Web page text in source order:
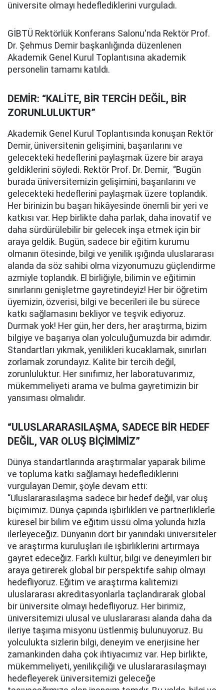
üniversite olmayı hedeflediklerini vurguladı.
GİBTÜ Rektörlük Konferans Salonu'nda Rektör Prof.
Dr. Şehmus Demir başkanlığında düzenlenen
Akademik Genel Kurul Toplantısına akademik
personelin tamamı katıldı.
DEMİR: “KALİTE, BİR TERCİH DEĞİL, BİR
ZORUNLULUKTUR”
Akademik Genel Kurul Toplantısında konuşan Rektör
Demir, üniversitenin gelişimini, başarılarını ve
gelecekteki hedeflerini paylaşmak üzere bir araya
geldiklerini söyledi. Rektör Prof. Dr. Demir, “Bugün
burada üniversitemizin gelişimini, başarılarını ve
gelecekteki hedeflerini paylaşmak üzere toplandık.
Her birinizin bu başarı hikâyesinde önemli bir yeri ve
katkısı var. Hep birlikte daha parlak, daha inovatif ve
daha sürdürülebilir bir gelecek inşa etmek için bir
araya geldik. Bugün, sadece bir eğitim kurumu
olmanın ötesinde, bilgi ve yenilik ışığında uluslararası
alanda da söz sahibi olma vizyonumuzu güçlendirme
azmiyle toplandık. El birliğiyle, bilimin ve eğitimin
sınırlarını genişletme gayretindeyiz! Her bir öğretim
üyemizin, özverisi, bilgi ve becerileri ile bu sürece
katkı sağlamasını bekliyor ve teşvik ediyoruz.
Durmak yok! Her gün, her ders, her araştırma, bizim
bilgiye ve başarıya olan yolculuğumuzda bir adımdır.
Standartları yıkmak, yenilikleri kucaklamak, sınırları
zorlamak zorundayız. Kalite bir tercih değil,
zorunluluktur. Her sınıfımız, her laboratuvarımız,
mükemmeliyeti arama ve bulma gayretimizin bir
yansıması olmalıdır.
“ULUSLARARASILAŞMA, SADECE BİR HEDEF
DEĞİL, VAR OLUŞ BİÇİMİMİZ”
Dünya standartlarında araştırmalar yaparak bilime
ve topluma katkı sağlamayı hedeflediklerini
vurgulayan Demir, şöyle devam etti:
“Uluslararasılaşma sadece bir hedef değil, var oluş
biçimimiz. Dünya çapında işbirlikleri ve partnerliklerle
küresel bir bilim ve eğitim üssü olma yolunda hızla
ilerleyeceğiz. Dünyanın dört bir yanındaki üniversiteler
ve araştırma kuruluşları ile işbirliklerini artırmaya
gayret edeceğiz. Farklı kültür, bilgi ve deneyimleri bir
araya getirerek global bir perspektife sahip olmayı
hedefliyoruz. Eğitim ve araştırma kalitemizi
uluslararası akreditasyonlarla taçlandırarak global
bir üniversite olmayı hedefliyoruz. Her birimiz,
üniversitemizi ulusal ve uluslararası alanda daha da
ileriye taşıma misyonu üstlenmiş bulunuyoruz. Bu
yolculukta sizlerin bilgi, deneyim ve enerjisine her
zamankinden daha çok ihtiyacımız var. Hep birlikte,
mükemmeliyeti, yenilikçiliği ve uluslararasılaşmayı
hedefleyerek üniversitemizi geleceğe